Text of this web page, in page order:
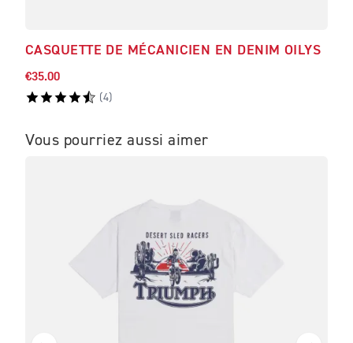
CASQUETTE DE MÉCANICIEN EN DENIM OILYS
€35.00
(4)
Vous pourriez aussi aimer